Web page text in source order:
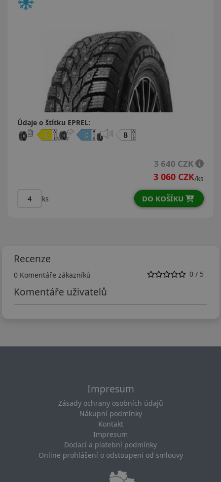
Údaje o štítku EPREL:
3 640 CZK
3 060 CZK/ks
ks DO KOŠÍKU
Recenze
0 Komentáře zákazníků 0 / 5
Komentáře uživatelů
Impresum
Zásady ochrany osobních údajů
Nákupní podmínky
Kontakt
Impresum
Dodací a platební podmínky
Online prohlášení o odstoupení od smlouvy